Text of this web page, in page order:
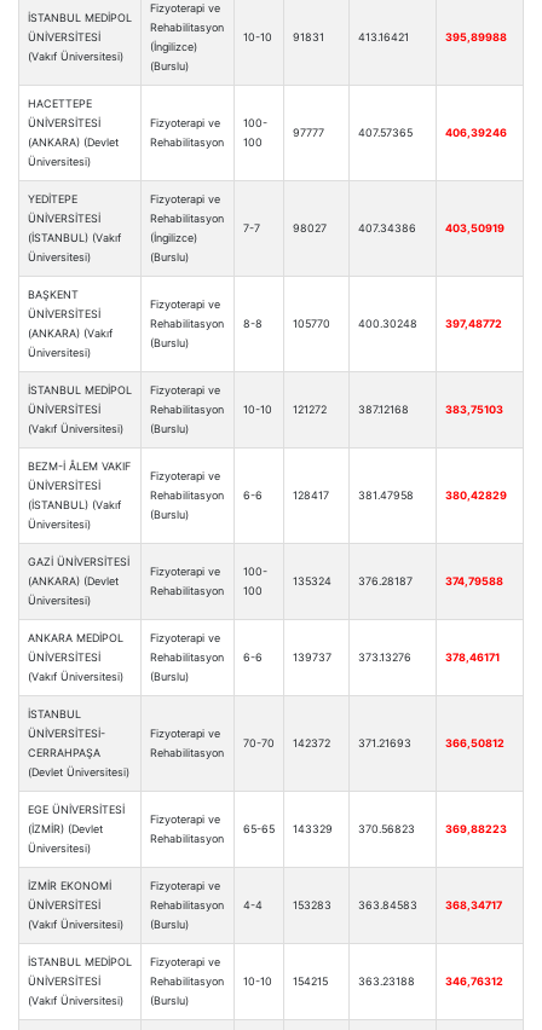
İSTANBUL MEDİPOL
ÜNİVERSİTESİ
(Vakıf Üniversitesi)
Fizyoterapi ve
Rehabilitasyon
(İngilizce)
(Burslu)
10-10 91831 413.16421 395,89988
HACETTEPE
ÜNİVERSİTESİ
(ANKARA) (Devlet
Üniversitesi)
Fizyoterapi ve
Rehabilitasyon
100-
100
97777 407.57365 406,39246
YEDİTEPE
ÜNİVERSİTESİ
(İSTANBUL) (Vakıf
Üniversitesi)
Fizyoterapi ve
Rehabilitasyon
(İngilizce)
(Burslu)
7-7 98027 407.34386 403,50919
BAŞKENT
ÜNİVERSİTESİ
(ANKARA) (Vakıf
Üniversitesi)
Fizyoterapi ve
Rehabilitasyon
(Burslu)
8-8 105770 400.30248 397,48772
İSTANBUL MEDİPOL
ÜNİVERSİTESİ
(Vakıf Üniversitesi)
Fizyoterapi ve
Rehabilitasyon
(Burslu)
10-10 121272 387.12168 383,75103
BEZM-İ ÂLEM VAKIF
ÜNİVERSİTESİ
(İSTANBUL) (Vakıf
Üniversitesi)
Fizyoterapi ve
Rehabilitasyon
(Burslu)
6-6 128417 381.47958 380,42829
GAZİ ÜNİVERSİTESİ
(ANKARA) (Devlet
Üniversitesi)
Fizyoterapi ve
Rehabilitasyon
100-
100
135324 376.28187 374,79588
ANKARA MEDİPOL
ÜNİVERSİTESİ
(Vakıf Üniversitesi)
Fizyoterapi ve
Rehabilitasyon
(Burslu)
6-6 139737 373.13276 378,46171
İSTANBUL
ÜNİVERSİTESİ-
CERRAHPAŞA
(Devlet Üniversitesi)
Fizyoterapi ve
Rehabilitasyon
70-70 142372 371.21693 366,50812
EGE ÜNİVERSİTESİ
(İZMİR) (Devlet
Üniversitesi)
Fizyoterapi ve
Rehabilitasyon
65-65 143329 370.56823 369,88223
İZMİR EKONOMİ
ÜNİVERSİTESİ
(Vakıf Üniversitesi)
Fizyoterapi ve
Rehabilitasyon
(Burslu)
4-4 153283 363.84583 368,34717
İSTANBUL MEDİPOL
ÜNİVERSİTESİ
(Vakıf Üniversitesi)
Fizyoterapi ve
Rehabilitasyon
(Burslu)
10-10 154215 363.23188 346,76312